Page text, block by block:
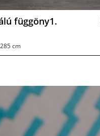
függöny1.
285 cm